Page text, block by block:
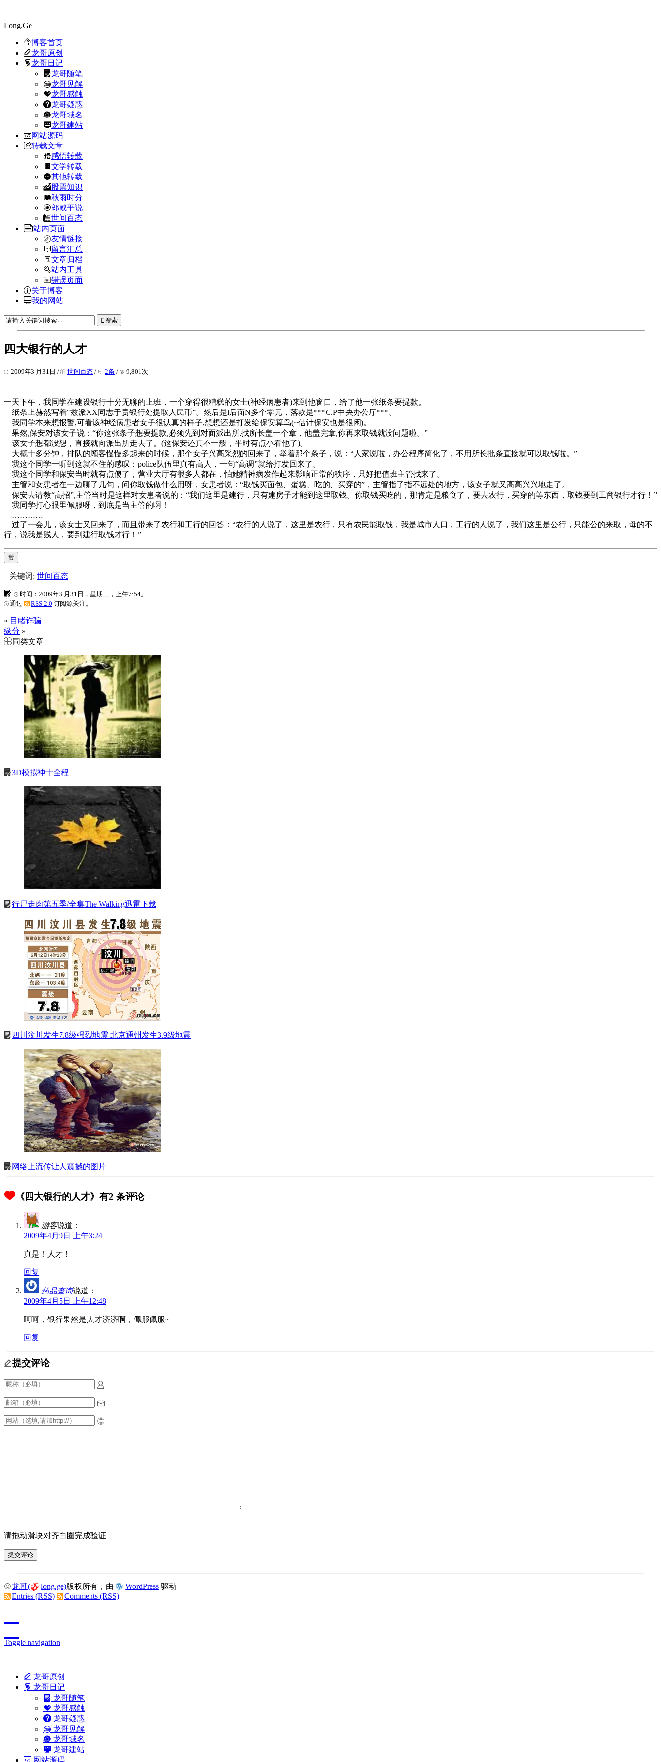
Long.Ge
博客首页
龙哥原创
龙哥日记
龙哥随笔
龙哥见解
龙哥感触
龙哥疑惑
龙哥域名
龙哥建站
网站源码
转载文章
感悟转载
文学转载
其他转载
股票知识
秋雨时分
郎咸平说
世间百态
站内页面
友情链接
留言汇总
文章归档
站内工具
错误页面
关于博客
我的网站
搜索
四大银行的人才
2009年3 月31日 / 世间百态 / 2条 / 9,801次
一天下午，我同学在建设银行十分无聊的上班，一个穿得很糟糕的女士(神经病患者)来到他窗口，给了他一张纸条要提款。
纸条上赫然写着“兹派XX同志于贵银行处提取人民币”。然后是l后面N多个零元，落款是***C.P中央办公厅***。
我同学本来想报警,可看该神经病患者女子很认真的样子,想想还是打发给保安算鸟(~估计保安也是很闲)。
果然,保安对该女子说：“你这张条子想要提款,必须先到对面派出所,找所长盖一个章，他盖完章,你再来取钱就没问题啦。”
该女子想都没想，直接就向派出所走去了。(这保安还真不一般，平时有点小看他了)。
大概十多分钟，排队的顾客慢慢多起来的时候，那个女子兴高采烈的回来了，举着那个条子，说：“人家说啦，办公程序简化了，不用所长批条直接就可以取钱啦。”
我这个同学一听到这就不住的感叹：police队伍里真有高人，一句“高调”就给打发回来了。
我这个同学和保安当时就有点傻了，营业大厅有很多人都在，怕她精神病发作起来影响正常的秩序，只好把值班主管找来了。
主管和女患者在一边聊了几句，问你取钱做什么用呀，女患者说：“取钱买面包、蛋糕、吃的、买穿的”，主管指了指不远处的地方，该女子就又高高兴兴地走了。
保安去请教“高招”,主管当时是这样对女患者说的：“我们这里是建行，只有建房子才能到这里取钱。你取钱买吃的，那肯定是粮食了，要去农行，买穿的等东西，取钱要到工商银行才行！”
我同学打心眼里佩服呀，到底是当主管的啊！
…………
过了一会儿，该女士又回来了，而且带来了农行和工行的回答：“农行的人说了，这里是农行，只有农民能取钱，我是城市人口，工行的人说了，我们这里是公行，只能公的来取，母的不
行，说我是贱人，要到建行取钱才行！”
赏
关键词: 世间百态
时间：2009年3 月31日，星期二，上午7:54。
通过
RSS 2.0 订阅源关注。
« 目睹诈骗
缘分 »
《四大银行的人才》有2 条评论
游客说道：
2009年4月9日 上午3:24
真是！人才！
回复
药品查询说道：
2009年4月5日 上午12:48
呵呵，银行果然是人才济济啊，佩服佩服~
回复
提交评论
请拖动滑块对齐白圈完成验证
同类文章
3D模拟神十全程
行尸走肉第五季/全集The Walking迅雷下载
四川汶川发生7.8级强烈地震 北京通州发生3.9级地震
网络上流传让人震撼的图片
龙哥( long.ge)版权所有，由 WordPress 驱动
Entries (RSS)
Comments (RSS)
Toggle navigation
龙哥原创
龙哥日记
龙哥随笔
龙哥感触
龙哥疑惑
龙哥见解
龙哥域名
龙哥建站
网站源码